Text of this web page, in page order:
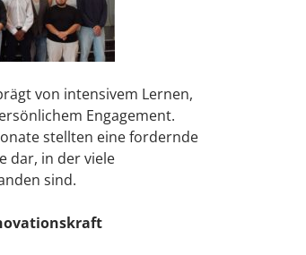
von intensivem Lernen,
Engagement.
stellten eine fordernde
dar, in der viele
sind.